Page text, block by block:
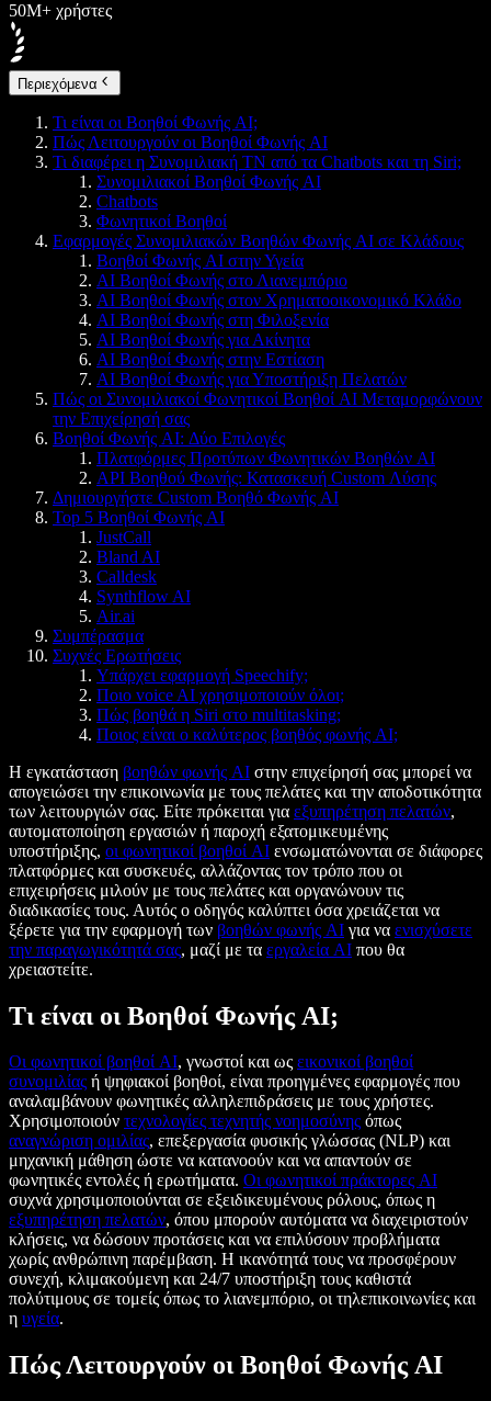
50M+ χρήστες
Περιεχόμενα
Τι είναι οι Βοηθοί Φωνής AI;
Πώς Λειτουργούν οι Βοηθοί Φωνής AI
Τι διαφέρει η Συνομιλιακή ΤΝ από τα Chatbots και τη Siri;
Συνομιλιακοί Βοηθοί Φωνής AI
Chatbots
Φωνητικοί Βοηθοί
Εφαρμογές Συνομιλιακών Βοηθών Φωνής AI σε Κλάδους
Βοηθοί Φωνής AI στην Υγεία
AI Βοηθοί Φωνής στο Λιανεμπόριο
AI Βοηθοί Φωνής στον Χρηματοοικονομικό Κλάδο
AI Βοηθοί Φωνής στη Φιλοξενία
AI Βοηθοί Φωνής για Ακίνητα
AI Βοηθοί Φωνής στην Εστίαση
AI Βοηθοί Φωνής για Υποστήριξη Πελατών
Πώς οι Συνομιλιακοί Φωνητικοί Βοηθοί AI Μεταμορφώνουν
την Επιχείρησή σας
Βοηθοί Φωνής AI: Δύο Επιλογές
Πλατφόρμες Προτύπων Φωνητικών Βοηθών AI
API Βοηθού Φωνής: Κατασκευή Custom Λύσης
Δημιουργήστε Custom Βοηθό Φωνής AI
Top 5 Βοηθοί Φωνής AI
JustCall
Bland AI
Calldesk
Synthflow AI
Air.ai
Συμπέρασμα
Συχνές Ερωτήσεις
Υπάρχει εφαρμογή Speechify;
Ποιο voice AI χρησιμοποιούν όλοι;
Πώς βοηθά η Siri στο multitasking;
Ποιος είναι ο καλύτερος βοηθός φωνής AI;
Η εγκατάσταση βοηθών φωνής AI στην επιχείρησή σας μπορεί να
απογειώσει την επικοινωνία με τους πελάτες και την αποδοτικότητα
των λειτουργιών σας. Είτε πρόκειται για εξυπηρέτηση πελατών,
αυτοματοποίηση εργασιών ή παροχή εξατομικευμένης
υποστήριξης, οι φωνητικοί βοηθοί AI ενσωματώνονται σε διάφορες
πλατφόρμες και συσκευές, αλλάζοντας τον τρόπο που οι
επιχειρήσεις μιλούν με τους πελάτες και οργανώνουν τις
διαδικασίες τους. Αυτός ο οδηγός καλύπτει όσα χρειάζεται να
ξέρετε για την εφαρμογή των βοηθών φωνής AI για να ενισχύσετε
την παραγωγικότητά σας, μαζί με τα εργαλεία AI που θα
χρειαστείτε.
Τι είναι οι Βοηθοί Φωνής AI;
Οι φωνητικοί βοηθοί AI, γνωστοί και ως εικονικοί βοηθοί
συνομιλίας ή ψηφιακοί βοηθοί, είναι προηγμένες εφαρμογές που
αναλαμβάνουν φωνητικές αλληλεπιδράσεις με τους χρήστες.
Χρησιμοποιούν τεχνολογίες τεχνητής νοημοσύνης όπως
αναγνώριση ομιλίας, επεξεργασία φυσικής γλώσσας (NLP) και
μηχανική μάθηση ώστε να κατανοούν και να απαντούν σε
φωνητικές εντολές ή ερωτήματα. Οι φωνητικοί πράκτορες AI
συχνά χρησιμοποιούνται σε εξειδικευμένους ρόλους, όπως η
εξυπηρέτηση πελατών, όπου μπορούν αυτόματα να διαχειριστούν
κλήσεις, να δώσουν προτάσεις και να επιλύσουν προβλήματα
χωρίς ανθρώπινη παρέμβαση. Η ικανότητά τους να προσφέρουν
συνεχή, κλιμακούμενη και 24/7 υποστήριξη τους καθιστά
πολύτιμους σε τομείς όπως το λιανεμπόριο, οι τηλεπικοινωνίες και
η υγεία.
Πώς Λειτουργούν οι Βοηθοί Φωνής AI